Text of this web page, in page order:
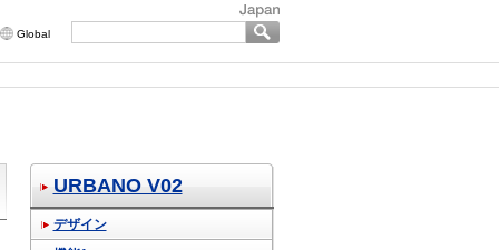
Global
URBANO V02
デザイン